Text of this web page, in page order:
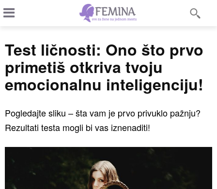
Test ličnosti: Ono što prvo
primetiš otkriva tvoju
emocionalnu inteligenciju!
Pogledajte sliku – šta vam je prvo privuklo pažnju?
Rezultati testa mogli bi vas iznenaditi!